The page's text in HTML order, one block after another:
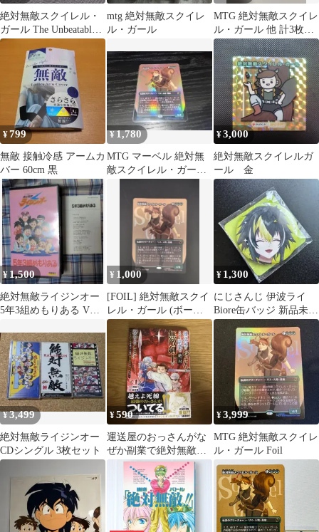
絶対無敵スクイレル・
ガール The Unbeatable
Squirrel Gi
mtg 絶対無敵スクイレ
ル・ガール
MTG 絶対無敵スクイレ
ル・ガール 他 計3枚セ
ット
¥799
無敵 接触冷感 アームカ
バー 60cm 黒
¥1,780
MTG マーベル 絶対無
敵スクイレル・ガール
¥3,000
絶対無敵スクイレルガ
ール 金
¥ 1,500
絶対無敵ライジンオー
5年3組めもりある VHS
¥ 1,000
[FOIL] 絶対無敵スクイ
レル・ガール (ボーダ
ーレス) 【日本語版】
¥ 1,300
にじさんじ 伊波ライ
Biore缶バッジ 新品未開
封
¥3,499
絶対無敵ライジンオー
CDシングル 3枚セット
¥590
運送屋のおっさんがな
ぜか副業で絶対無敵剣
士を務めることに ～さ
えない人生を送っ…
¥3,999
MTG 絶対無敵スクイレ
ル・ガール Foil